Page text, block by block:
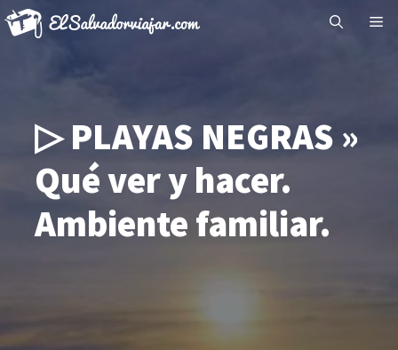
Saltar
▷ PLAYAS NEGRAS »
Qué ver y hacer.
Ambiente familiar.